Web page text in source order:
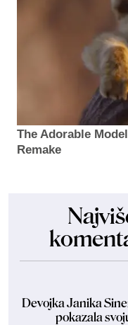
The Adorable
Remake
Devojka Janika
pokazala